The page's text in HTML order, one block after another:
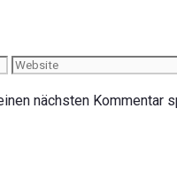
Website
nächsten Kommentar